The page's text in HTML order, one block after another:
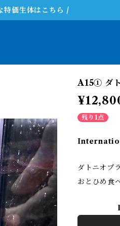
特価生体はこちら /
A15① ダ
残り1点
ダトニオプ
おとひめ食